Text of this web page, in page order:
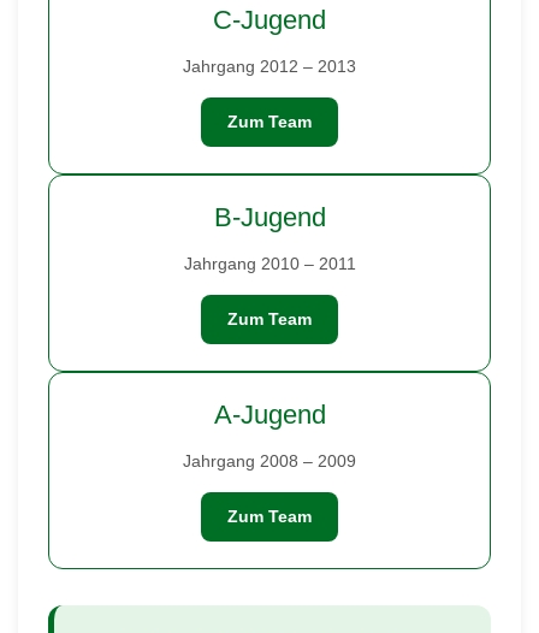
C-Jugend
Jahrgang 2012 – 2013
Zum Team
B-Jugend
Jahrgang 2010 – 2011
Zum Team
A-Jugend
Jahrgang 2008 – 2009
Zum Team